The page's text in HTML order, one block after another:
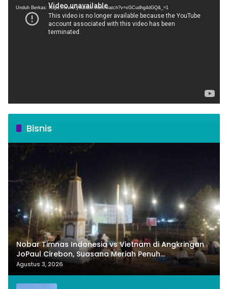
Unduh Berkas: https://www.youtube.com/watch?v=xGCudhg4dGQ&_=1
Bisnis
Nobar Timnas Indonesia vs Vietnam di Angkringan
JoPaul Cirebon, Suasana Meriah Penuh
Nasionalisme
Agustus 3, 2026